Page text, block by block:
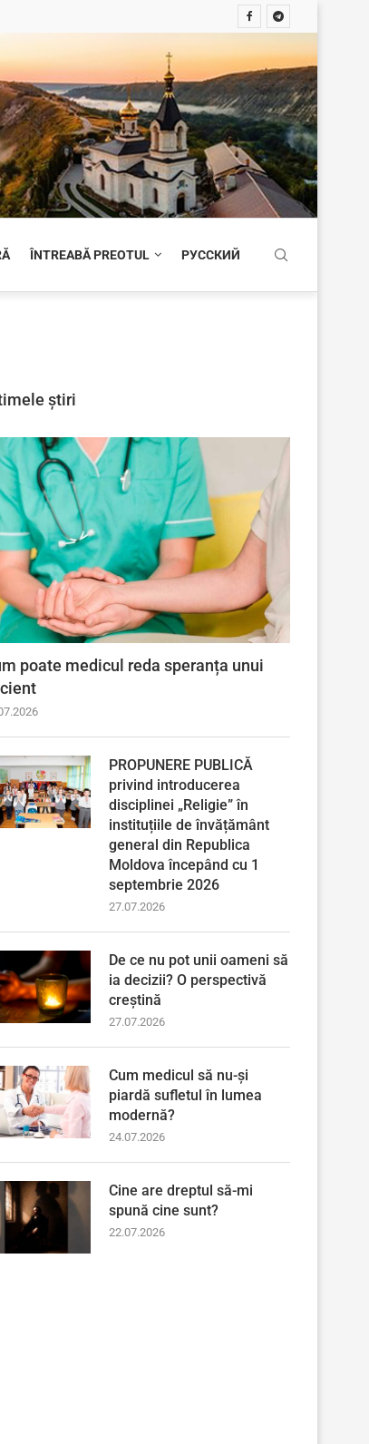
ÎNTREABĂ PREOTUL РУССКИЙ
știri
poate medicul reda speranța unui
PROPUNERE PUBLICĂ
privind introducerea
disciplinei „Religie” în
instituțiile de învățământ
general din Republica
Moldova începând cu 1
septembrie 2026
27.07.2026
De ce nu pot unii oameni să
ia decizii? O perspectivă
creștină
27.07.2026
Cum medicul să nu-și
piardă sufletul în lumea
modernă?
24.07.2026
Cine are dreptul să-mi
spună cine sunt?
22.07.2026